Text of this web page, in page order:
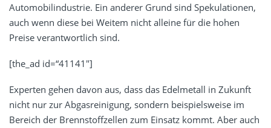
Automobilindustrie. Ein anderer Grund sind Spekulationen,
auch wenn diese bei Weitem nicht alleine für die hohen
Preise verantwortlich sind.
[the_ad id=“41141″]
Experten gehen davon aus, dass das Edelmetall in Zukunft
nicht nur zur Abgasreinigung, sondern beispielsweise im
Bereich der Brennstoffzellen zum Einsatz kommt. Aber auch